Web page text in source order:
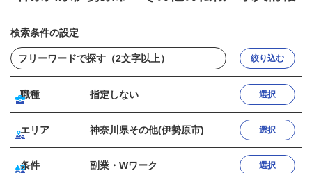
検索条件の設定
絞り込む
職種 指定しない 選択
エリア 神奈川県その他(伊勢原市) 選択
条件 副業・Wワーク 選択